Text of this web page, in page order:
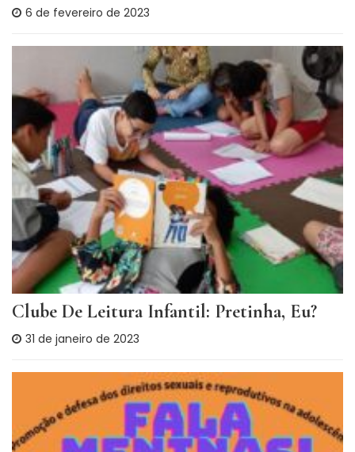
6 de fevereiro de 2023
Clube De Leitura Infantil: Pretinha, Eu?
31 de janeiro de 2023